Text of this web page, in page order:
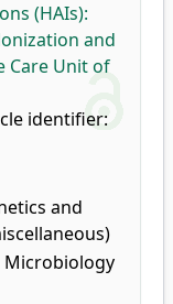
(HAIs):
and
Care Unit of
identifier:
and